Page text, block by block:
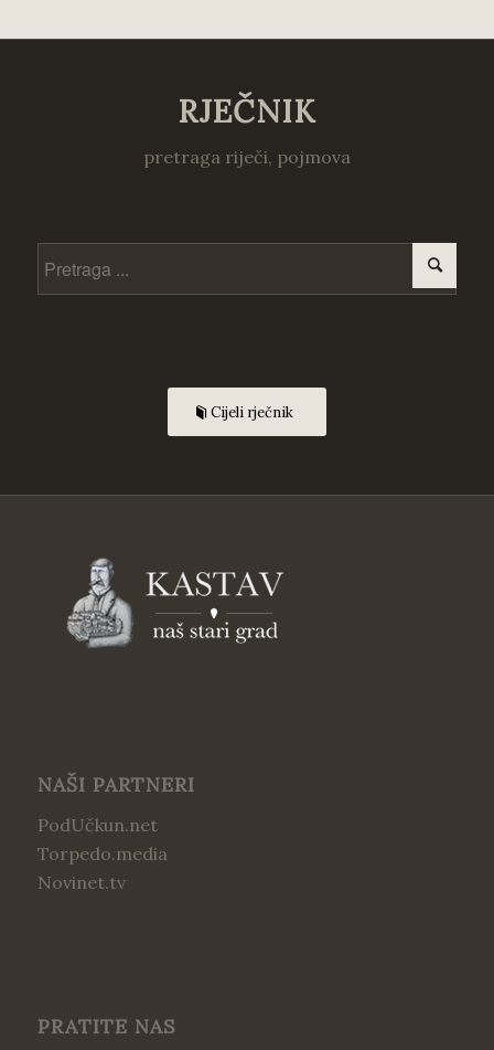
RJEČNIK
pretraga riječi, pojmova
Cijeli rječnik
NAŠI PARTNERI
PodUčkun.net
Torpedo.media
Novinet.tv
PRATITE NAS